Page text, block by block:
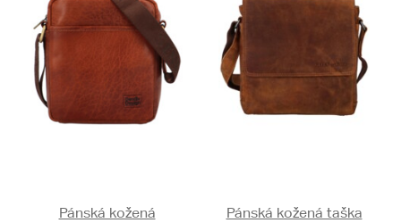
Pánská kožená
Pánská kožená taška